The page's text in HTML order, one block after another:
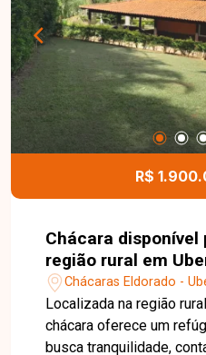
R$
Chácara disponível
região rural em
Chácaras Eldorado -
Localizada na região
chácara oferece um
busca tranquilidade,